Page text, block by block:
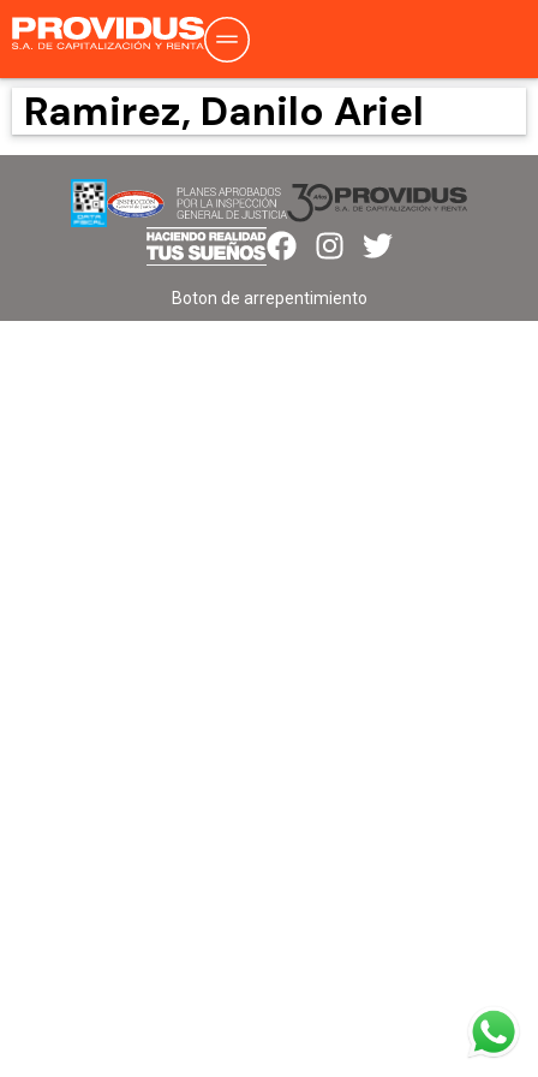
Ramirez, Danilo Ariel
Boton de arrepentimiento